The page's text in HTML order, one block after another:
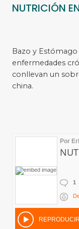
NUTRICIÓN
Bazo y
enfermedades
conllevan un
china.